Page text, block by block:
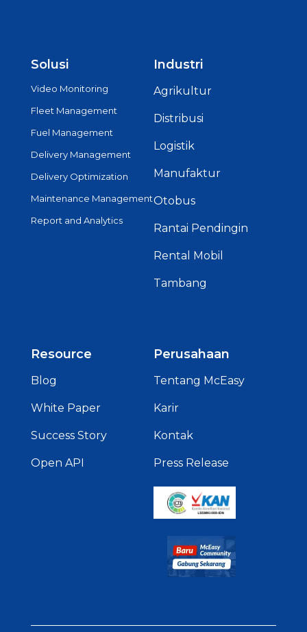
Solusi
Video Monitoring
Fleet Management
Fuel Management
Delivery Management
Delivery Optimization
Maintenance Management
Report and Analytics
Industri
Agrikultur
Distribusi
Logistik
Manufaktur
Otobus
Rantai Pendingin
Rental Mobil
Tambang
Resource
Blog
White Paper
Success Story
Open API
Perusahaan
Tentang McEasy
Karir
Kontak
Press Release